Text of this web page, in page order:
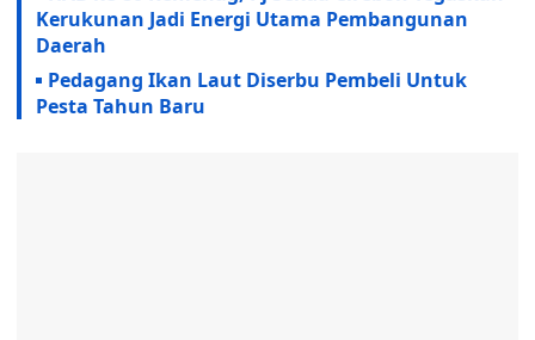
Kerukunan Jadi Energi Utama Pembangunan
Daerah
Pedagang Ikan Laut Diserbu Pembeli Untuk
Pesta Tahun Baru